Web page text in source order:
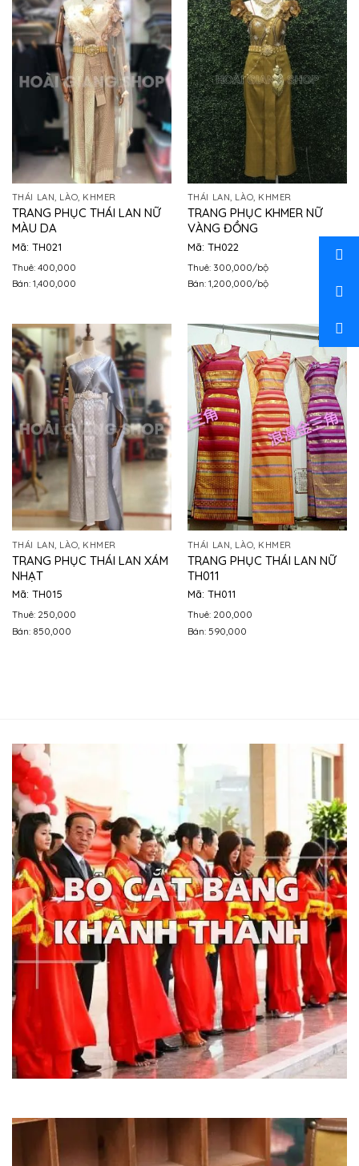
THÁI LAN, LÀO, KHMER
TRANG PHỤC THÁI LAN NỮ
MÀU DA
Mã: TH021
Thuê: 400,000
Bán: 1,400,000
THÁI LAN, LÀO, KHMER
TRANG PHỤC KHMER NỮ
VÀNG ĐỒNG
Mã: TH022
Thuê: 300,000/bộ
Bán: 1,200,000/bộ
THÁI LAN, LÀO, KHMER
TRANG PHỤC THÁI LAN XÁM
NHẠT
Mã: TH015
Thuê: 250,000
Bán: 850,000
THÁI LAN, LÀO, KHMER
TRANG PHỤC THÁI LAN NỮ
TH011
Mã: TH011
Thuê: 200,000
Bán: 590,000